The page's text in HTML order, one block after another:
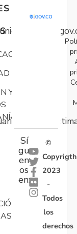
Y
Sí
gu
en
os
en:
©
Copyrigth
2023
-
Todos
los
derechos